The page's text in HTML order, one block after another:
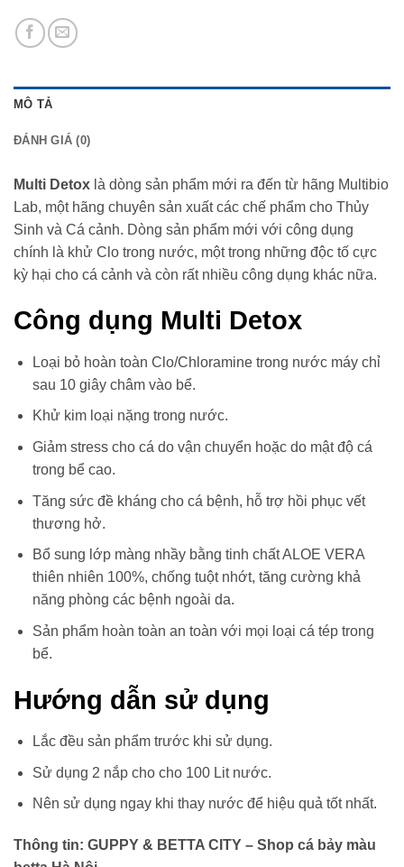
MÔ TẢ
ĐÁNH GIÁ (0)
Multi Detox là dòng sản phẩm mới ra đến từ hãng Multibio
Lab, một hãng chuyên sản xuất các chế phẩm cho Thủy
Sinh và Cá cảnh. Dòng sản phẩm mới với công dụng
chính là khử Clo trong nước, một trong những độc tố cực
kỳ hại cho cá cảnh và còn rất nhiều công dụng khác nữa.
Công dụng Multi Detox
Loại bỏ hoàn toàn Clo/Chloramine trong nước máy chỉ
sau 10 giây châm vào bể.
Khử kim loại nặng trong nước.
Giảm stress cho cá do vận chuyển hoặc do mật độ cá
trong bể cao.
Tăng sức đề kháng cho cá bệnh, hỗ trợ hồi phục vết
thương hở.
Bổ sung lớp màng nhầy bằng tinh chất ALOE VERA
thiên nhiên 100%, chống tuột nhớt, tăng cường khả
năng phòng các bệnh ngoài da.
Sản phẩm hoàn toàn an toàn với mọi loại cá tép trong
bể.
Hướng dẫn sử dụng
Lắc đều sản phẩm trước khi sử dụng.
Sử dụng 2 nắp cho cho 100 Lit nước.
Nên sử dụng ngay khi thay nước để hiệu quả tốt nhất.
Thông tin: GUPPY & BETTA CITY – Shop cá bảy màu